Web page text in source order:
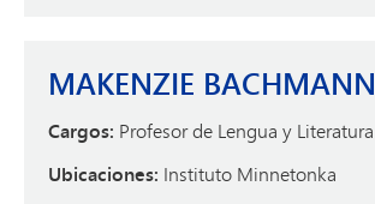
MAKENZIE BACHMANN
Cargos: Profesor de Lengua y Literatura
Ubicaciones: Instituto Minnetonka